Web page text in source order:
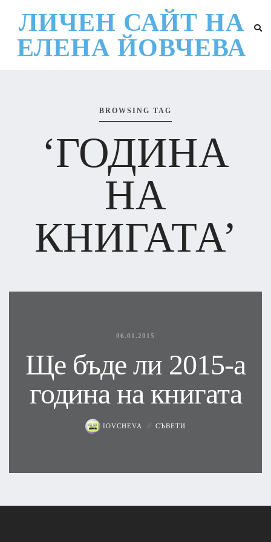
ЛИЧЕН САЙТ НА
ЕЛЕНА ЙОВЧЕВА
BROWSING TAG
‘ГОДИНА
НА
КНИГАТА’
06.01.2015
Ще бъде ли 2015-а
година на книгата
IOVCHEVA СЪВЕТИ